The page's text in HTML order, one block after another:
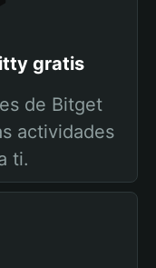
gratis
de Bitget
actividades
ti.